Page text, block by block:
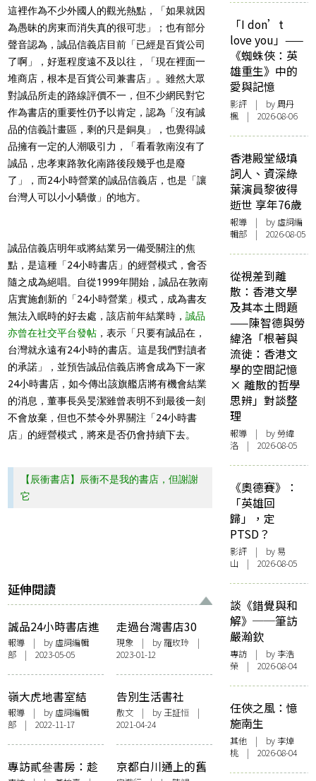
這裡作為不少外國人的觀光熱點，「如果就因
為愚昧的房東而消失真的很可悲」；也有部分
聲音認為，誠品信義店目前「已經是百貨公司
了啊」，好逛程度遠不及以往，「現在裡面一
堆商店，根本是百貨公司兼書店」。雖然大眾
對誠品所走的路線評價不一，但不少網民對它
作為書店的重要性仍予以肯定，認為「沒有誠
品的信義計畫區，剩的只是銅臭」，也覺得誠
品擁有一定的人潮吸引力，「看看敦南沒有了
誠品，忠孝東路敦化南路後段幾乎也是廢
了」，而24小時營業的誠品信義店，也是「讓
台灣人可以小小驕傲」的地方。
誠品信義店明年或將結業另一備受關注的焦
點，是這種「24小時書店」的經營模式，會否
隨之成為絕唱。自從1999年開始，誠品在敦南
店實施創新的「24小時營業」模式，成為書友
無法入眠時的好去處，該店前年結業時，誠品
亦曾在社交平台發帖 ，表示「只要有誠品在，
台灣就永遠有24小時的書店。這是我們對讀者
的承諾」，並預告誠品信義店將會成為下一家
24小時書店，如今傳出該旗艦店將有機會結業
的消息，董事長吳旻潔雖曾表明不到最後一刻
不會放棄，但也不禁令外界關注「24小時書
店」的經營模式，將來是否仍會持續下去。
【辰衝書店】辰衝不是我的書店，但謝謝
它
延伸閱讀
誠品24小時書店進
駐松菸 延續不打烊
書店文化
報導 | by 虛詞編輯
部 | 2023-05-05
走過台灣書店30
年，接下來的路在
哪？資深書店人的
回望
現象| by 羅玫玲|
2023-01-12
嶺大虎地書室結
業 指校方收回管
理權 違成立原意
報導 | by 虛詞編輯
部 | 2022-11-17
告別生活書社
散文| by 王証恒|
2021-04-24
專訪貳叄書房：趁
京都白川通上的舊
「I don’t
love you」——
《蜘蛛俠：英
雄重生》中的
愛與記憶
影評 | by周丹
楓 | 2026-08-06
香港殿堂級填
詞人、資深綠
葉演員黎彼得
逝世 享年76歲
報導 | by 虛詞編
輯部 | 2026-08-05
從視差到離
散：香港文學
及其本土問題
——陳智德與勞
緯洛「根著與
流徙：香港文
學的空間記憶
× 離散的哲學
思辨」對談整
理
報導 | by 勞緯
洛 | 2026-08-05
《奧德賽》：
「英雄回
歸」，定
PTSD？
影評 | by 易
山 | 2026-08-05
談《錯覺與和
解》──筆訪
嚴瀚欽
專訪 | by 李浩
榮 | 2026-08-04
任俠之風：憶
施南生
其他 | by 李焯
桃 | 2026-08-04